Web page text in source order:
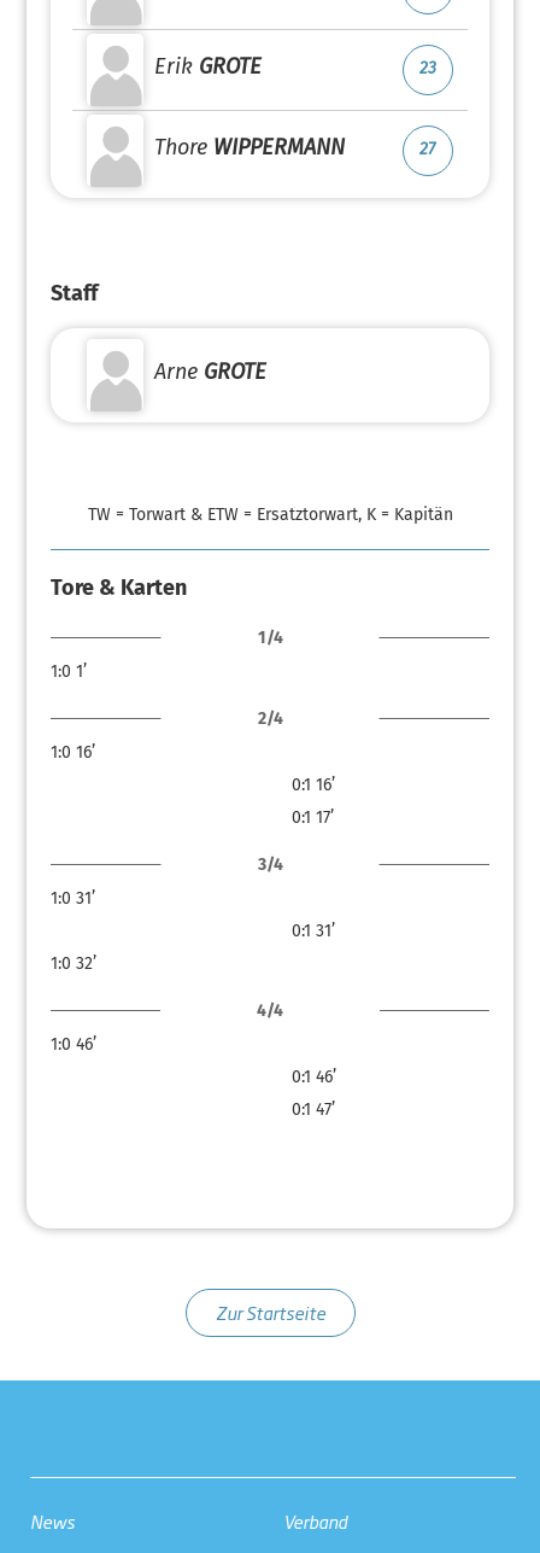
Erik GROTE 23
Thore WIPPERMANN 27
Staff
Arne GROTE
TW = Torwart & ETW = Ersatztorwart, K = Kapitän
Tore & Karten
1/4
1:0 1’
2/4
1:0 16’
0:1 16’
0:1 17’
3/4
1:0 31’
0:1 31’
1:0 32’
4/4
1:0 46’
0:1 46’
0:1 47’
Zur Startseite
News Verband